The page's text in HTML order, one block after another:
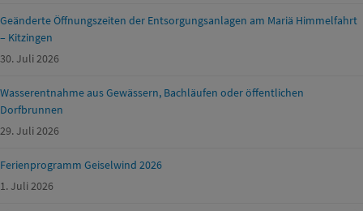
Geänderte Öffnungszeiten der Entsorgungsanlagen am Mariä Himmelfahrt
– Kitzingen
30. Juli 2026
Wasserentnahme aus Gewässern, Bachläufen oder öffentlichen
Dorfbrunnen
29. Juli 2026
Ferienprogramm Geiselwind 2026
1. Juli 2026